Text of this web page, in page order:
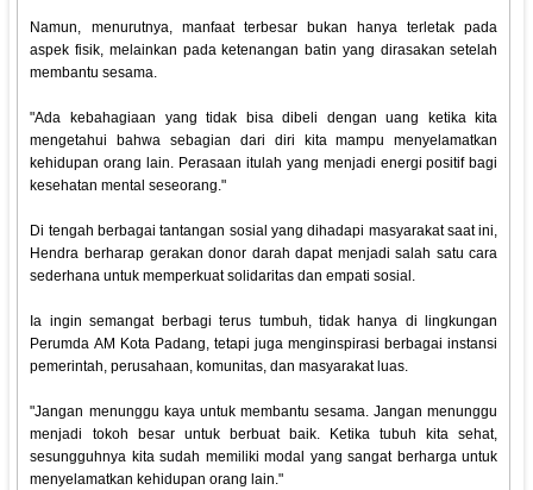
Namun, menurutnya, manfaat terbesar bukan hanya terletak pada
aspek fisik, melainkan pada ketenangan batin yang dirasakan setelah
membantu sesama.
"Ada kebahagiaan yang tidak bisa dibeli dengan uang ketika kita
mengetahui bahwa sebagian dari diri kita mampu menyelamatkan
kehidupan orang lain. Perasaan itulah yang menjadi energi positif bagi
kesehatan mental seseorang."
Di tengah berbagai tantangan sosial yang dihadapi masyarakat saat ini,
Hendra berharap gerakan donor darah dapat menjadi salah satu cara
sederhana untuk memperkuat solidaritas dan empati sosial.
Ia ingin semangat berbagi terus tumbuh, tidak hanya di lingkungan
Perumda AM Kota Padang, tetapi juga menginspirasi berbagai instansi
pemerintah, perusahaan, komunitas, dan masyarakat luas.
"Jangan menunggu kaya untuk membantu sesama. Jangan menunggu
menjadi tokoh besar untuk berbuat baik. Ketika tubuh kita sehat,
sesungguhnya kita sudah memiliki modal yang sangat berharga untuk
menyelamatkan kehidupan orang lain."